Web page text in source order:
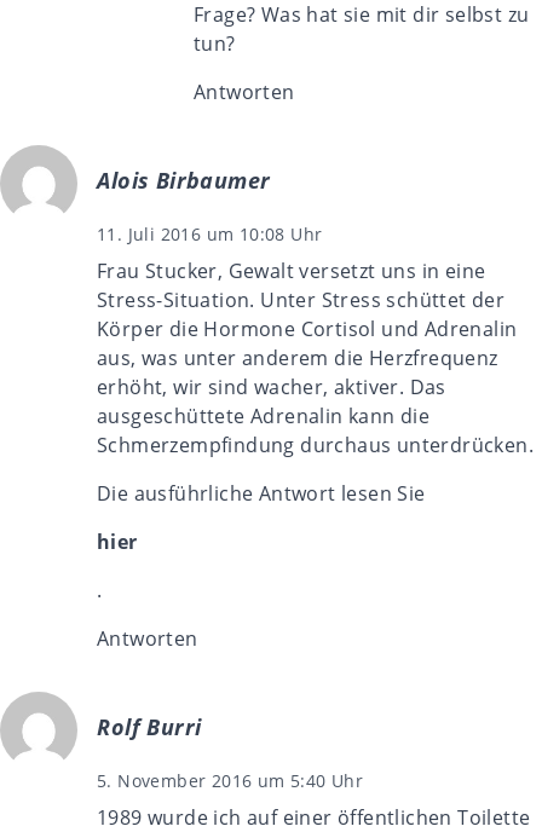
Frage? Was hat sie mit dir selbst zu
tun?
Antworten
Alois Birbaumer
11. Juli 2016 um 10:08 Uhr
Frau Stucker, Gewalt versetzt uns in eine
Stress-Situation. Unter Stress schüttet der
Körper die Hormone Cortisol und Adrenalin
aus, was unter anderem die Herzfrequenz
erhöht, wir sind wacher, aktiver. Das
ausgeschüttete Adrenalin kann die
Schmerzempfindung durchaus unterdrücken.
Die ausführliche Antwort lesen Sie
hier
.
Antworten
Rolf Burri
5. November 2016 um 5:40 Uhr
1989 wurde ich auf einer öffentlichen Toilette